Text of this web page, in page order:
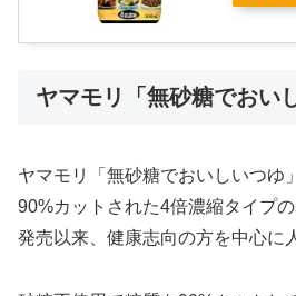
ヤマモリ「無砂糖でおい
ヤマモリ「無砂糖でおいしいつゆ
90%カットされた4倍濃縮タイプの
発売以来、健康志向の方を中心に